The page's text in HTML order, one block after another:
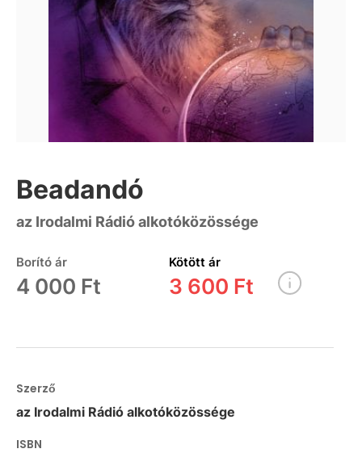
Beadandó
az Irodalmi Rádió alkotóközössége
Borító ár
4 000 Ft
Kötött ár
3 600 Ft
Szerző
az Irodalmi Rádió alkotóközössége
ISBN